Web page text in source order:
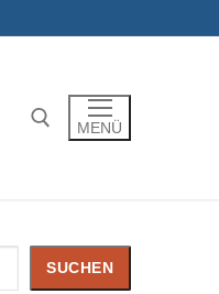
MENÜ
SUCHEN